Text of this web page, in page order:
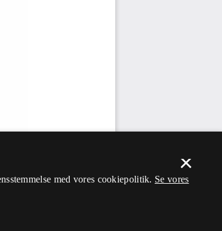
×
med vores cookiepolitik. Se vores